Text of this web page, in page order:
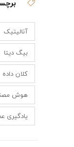
آنالیتیک
بیگ دیتا
کلان داده
هوش
یادگیری